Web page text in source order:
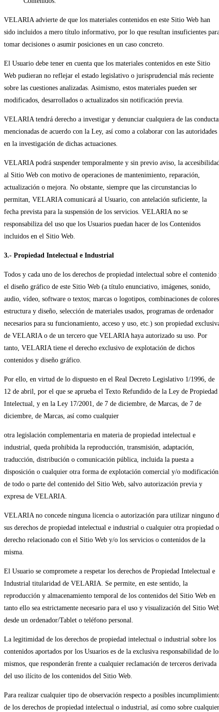
VELARIA advierte de que los materiales contenidos en este Sitio Web han
sido incluidos a mero título informativo, por lo que resultan insuficientes
tomar decisiones o asumir posiciones en un caso concreto.
El Usuario debe tener en cuenta que los materiales contenidos en este Sitio
Web pudieran no reflejar el estado legislativo o jurisprudencial más reciente
sobre las cuestiones analizadas. Asimismo, estos materiales pueden ser
modificados, desarrollados o actualizados sin notificación previa.
VELARIA tendrá derecho a investigar y denunciar cualquiera de las
mencionadas de acuerdo con la Ley, así como a colaborar con las autoridades
en la investigación de dichas actuaciones.
VELARIA podrá suspender temporalmente y sin previo aviso, la
al Sitio Web con motivo de operaciones de mantenimiento, reparación,
actualización o mejora. No obstante, siempre que las circunstancias lo
permitan, VELARIA comunicará al Usuario, con antelación suficiente, la
fecha prevista para la suspensión de los servicios. VELARIA no se
responsabiliza del uso que los Usuarios puedan hacer de los Contenidos
incluidos en el Sitio Web.
3.- Propiedad Intelectual e Industrial
Todos y cada uno de los derechos de propiedad intelectual sobre el contenido
el diseño gráfico de este Sitio Web (a título enunciativo, imágenes, sonido,
audio, vídeo, software o textos; marcas o logotipos, combinaciones de
estructura y diseño, selección de materiales usados, programas de ordenador
necesarios para su funcionamiento, acceso y uso, etc.) son propiedad
de VELARIA o de un tercero que VELARIA haya autorizado su uso. Por
tanto, VELARIA tiene el derecho exclusivo de explotación de dichos
contenidos y diseño gráfico.
Por ello, en virtud de lo dispuesto en el Real Decreto Legislativo 1/1996, de
12 de abril, por el que se aprueba el Texto Refundido de la Ley de Propiedad
Intelectual, y en la Ley 17/2001, de 7 de diciembre, de Marcas, de 7 de
diciembre, de Marcas, así como cualquier
otra legislación complementaria en materia de propiedad intelectual e
industrial, queda prohibida la reproducción, transmisión, adaptación,
traducción, distribución o comunicación pública, incluida la puesta a
disposición o cualquier otra forma de explotación comercial y/o modificación
de todo o parte del contenido del Sitio Web, salvo autorización previa y
expresa de VELARIA.
VELARIA no concede ninguna licencia o autorización para utilizar ninguno
sus derechos de propiedad intelectual e industrial o cualquier otra propiedad o
derecho relacionado con el Sitio Web y/o los servicios o contenidos de la
misma.
El Usuario se compromete a respetar los derechos de Propiedad Intelectual e
Industrial titularidad de VELARIA. Se permite, en este sentido, la
reproducción y almacenamiento temporal de los contenidos del Sitio Web en
tanto ello sea estrictamente necesario para el uso y visualización del Sitio
desde un ordenador/Tablet o teléfono personal.
La legitimidad de los derechos de propiedad intelectual o industrial sobre los
contenidos aportados por los Usuarios es de la exclusiva responsabilidad de
mismos, que responderán frente a cualquier reclamación de terceros derivada
del uso ilícito de los contenidos del Sitio Web.
Para realizar cualquier tipo de observación respecto a posibles
de los derechos de propiedad intelectual o industrial, así como sobre